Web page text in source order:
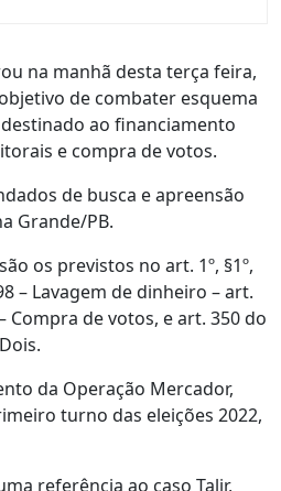
na manhã desta terça feira,
de combater esquema
ao financiamento
e compra de votos.
de busca e apreensão
Grande/PB.
os previstos no art. 1º, §1º,
– Lavagem de dinheiro – art.
Compra de votos, e art. 350 do
da Operação Mercador,
turno das eleições 2022,
referência ao caso Talir,